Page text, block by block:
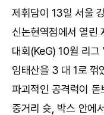
제휘담이 13일 서울
신논현역점에서 열린
대회(KeG) 10월 리그
임태산을 3 대 1로 꺾
파괴적인 공격력이
중거리 슛, 박스 안에